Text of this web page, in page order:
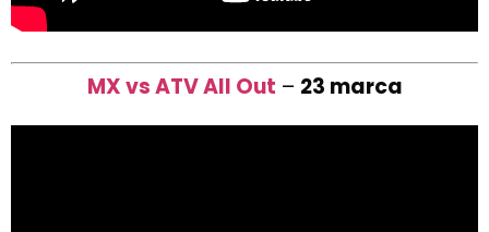
MX vs ATV All Out – 23 marca